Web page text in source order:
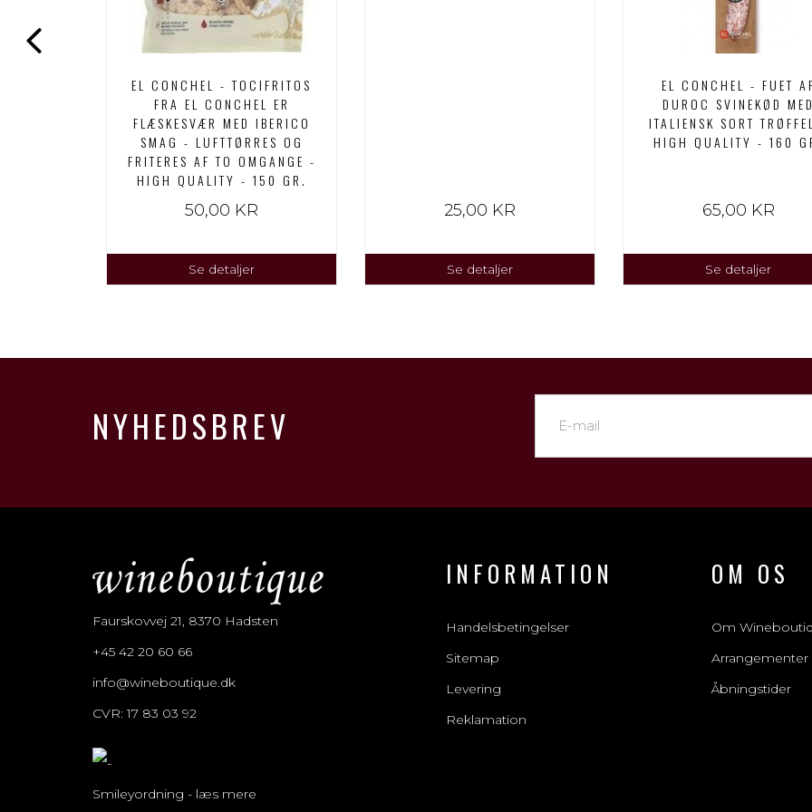
MED
HIGH
EL CONCHEL - TOCIFRITOS
FRA EL CONCHEL ER
FLÆSKESVÆR MED IBERICO
SMAG - LUFTTØRRES OG
FRITERES AF TO OMGANGE -
HIGH QUALITY - 150 GR.
50,00 KR
Se detaljer
25,00 KR
Se detaljer
EL CONCHEL - FUET AF
DUROC SVINEKØD MED
ITALIENSK SORT
HIGH QUALITY - 160
65,00 KR
Se detaljer
NYHEDSBREV
Faurskovvej 21, 8370 Hadsten
+45 42 20 60 66
info@wineboutique.dk
CVR: 17 83 03 92
Smileyordning - læs mere
INFORMATION
Handelsbetingelser
Sitemap
Levering
Reklamation
OM OS
Om
Arrangementer
Åbningstider